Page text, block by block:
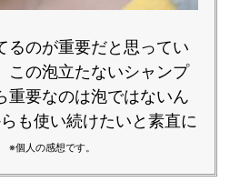
るのが重要だと思ってい
この泡立たないシャンプ
重要なのは泡ではないん
も使い続けたいと素直に
※個人の感想です。